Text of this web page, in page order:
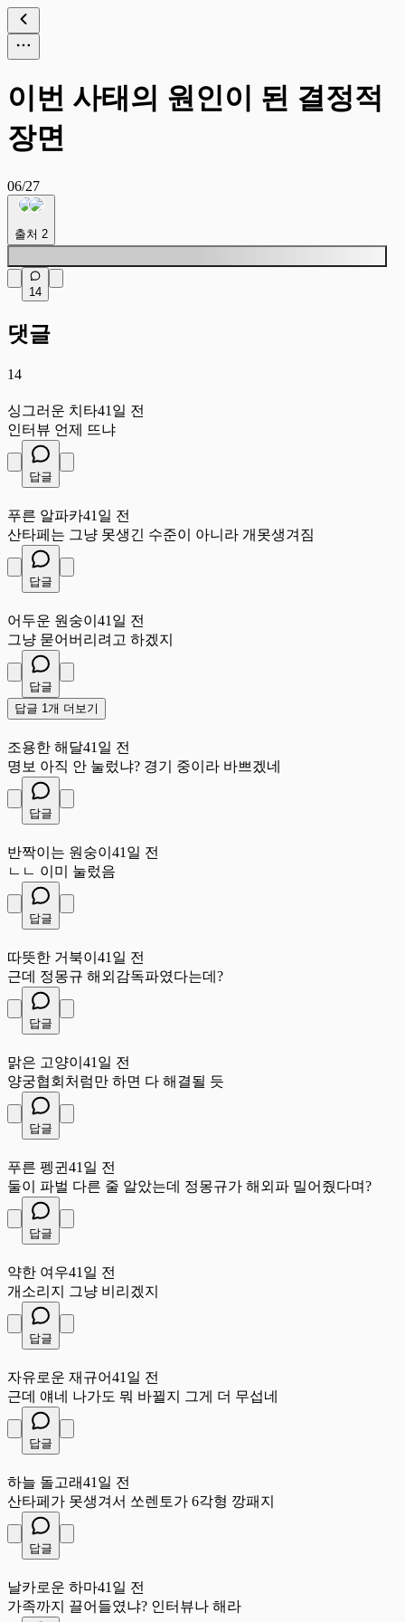
이번 사태의 원인이 된 결정적
장면
06/27
출처 2
14
댓글
14
싱그러운 치타41일 전
인터뷰 언제 뜨냐
답글
푸른 알파카41일 전
산타페는 그냥 못생긴 수준이 아니라 개못생겨짐
답글
어두운 원숭이 41일 전
그냥 묻어버리려고 하겠지
답글
답글 1개 더보기
조용한 해달41일 전
명보 아직 안 눌렀냐? 경기 중이라 바쁘겠네
답글
반짝이는 원숭이 41일 전
ㄴㄴ 이미 눌렀음
답글
따뜻한 거북이 41일 전
근데 정몽규 해외감독파였다는데?
답글
맑은 고양이 41일 전
양궁협회처럼만 하면 다 해결될 듯
답글
푸른 펭귄 41일 전
둘이 파벌 다른 줄 알았는데 정몽규가 해외파 밀어줬다며?
답글
약한 여우41일 전
개소리지 그냥 비리겠지
답글
자유로운 재규어41일 전
근데 얘네 나가도 뭐 바뀔지 그게 더 무섭네
답글
하늘 돌고래41일 전
산타페가 못생겨서 쏘렌토가 6각형 깡패지
답글
날카로운 하마41일 전
가족까지 끌어들였냐? 인터뷰나 해라